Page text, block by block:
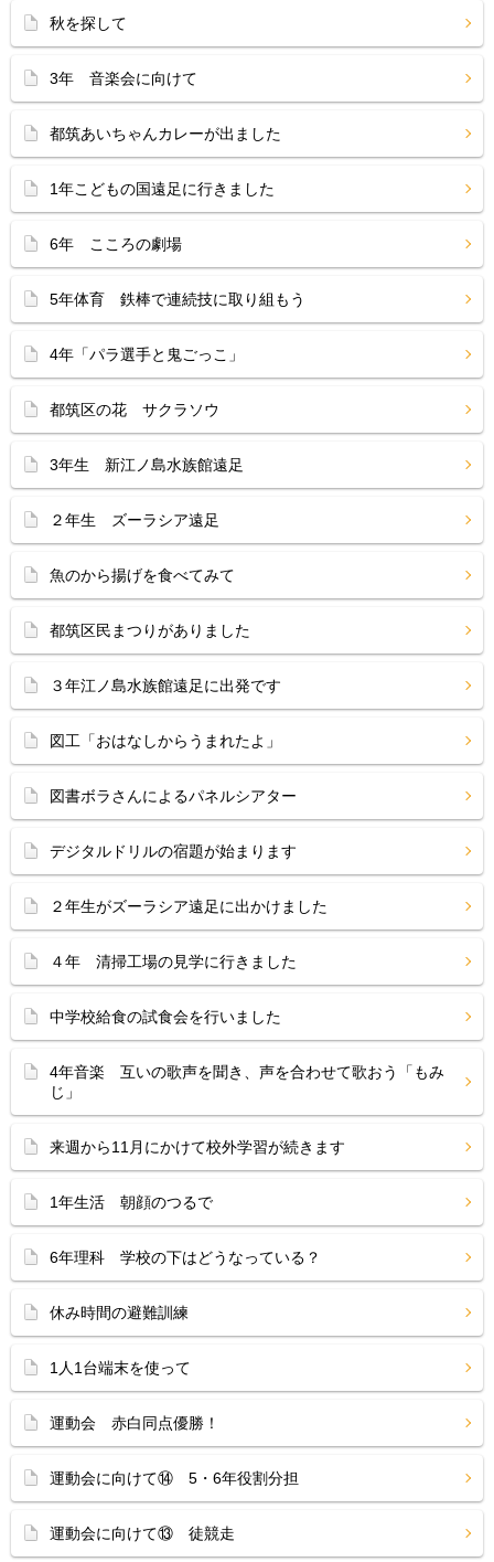
秋を探して
3年 音楽会に向けて
都筑あいちゃんカレーが出ました
1年こどもの国遠足に行きました
6年 こころの劇場
5年体育 鉄棒で連続技に取り組もう
4年「パラ選手と鬼ごっこ」
都筑区の花 サクラソウ
3年生 新江ノ島水族館遠足
２年生 ズーラシア遠足
魚のから揚げを食べてみて
都筑区民まつりがありました
３年江ノ島水族館遠足に出発です
図工「おはなしからうまれたよ」
図書ボラさんによるパネルシアター
デジタルドリルの宿題が始まります
２年生がズーラシア遠足に出かけました
４年 清掃工場の見学に行きました
中学校給食の試食会を行いました
4年音楽 互いの歌声を聞き、声を合わせて歌おう「もみ
じ」
来週から11月にかけて校外学習が続きます
1年生活 朝顔のつるで
6年理科 学校の下はどうなっている？
休み時間の避難訓練
1人1台端末を使って
運動会 赤白同点優勝！
運動会に向けて⑭ 5・6年役割分担
運動会に向けて⑬ 徒競走